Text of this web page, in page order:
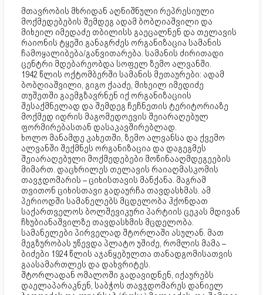
მთავრობის მხრიდან აღნიშნული რეპრესიული
მოქმედებების შემდეგ ადამ ბობღიაშვილი და
მიხეილ იმედაძე თბილისს გაეცალნენ და თელავის
რაიონის ტყეში განაგრძეს ორგანიზაცია სამანის
ჩამოყალიბება/განვითარება. სამანის ძირითადი
ცენტრი მდებარეობდა სოფელ ზემო ალვანში.
1942 წლის ოქტომბერში სამანის მეთაურები: ადამ
ბობღიაშვილი, გიგო ქააძე, მიხეილ იმედიძე
თუშეთში გაემგზავრნენ იქ ორგანიზაციის
შესაქმნელად და შემდეგ ჩეჩნეთის ტერიტორიაზე
მოქმედ იდრის მაგომედოევის შეიარაღებულ
ფორმირებასთან დასაკავშირებლად.
ხოლო მანამდე კახეთში, ზემო ალვანსა და ქვემო
ალვანში შექმნეს ორგანიზაცია და დაგეგმეს
შეიარაღებული მოქმედებები მოწინააღმდეგეების
მიმართ. დაცხრილეს თელავის რაიაღმასკომის
თავჯდომარის – ციხისთავის მანქანა. მაგრამ
თვითონ ციხისთავი გადაურჩა თავდასხმას. ამ
პერიოდში სამანელებს მცდელობა ჰქონდათ
საქართველოს ბოლშევიკური პარტიის ცეკას მდივან
ჩხუბიანაშვილზე თავდასხმის მცდელობა.
სამანელები პირველად შტორლაში ასულან. მათ
მეგზურობას უწევდა პლატო უშიძე, რომლის მამა –
ბიძები 1924 წლის აჯანყებულთა თანადგომისათვის
გაასამართლეს და დახვრიტეს.
შტორლადან ომალოში გადავიდნენ, იქაურებს
დაელაპარაკნენ, საბჭოს თავჯდომარეს დანიელ